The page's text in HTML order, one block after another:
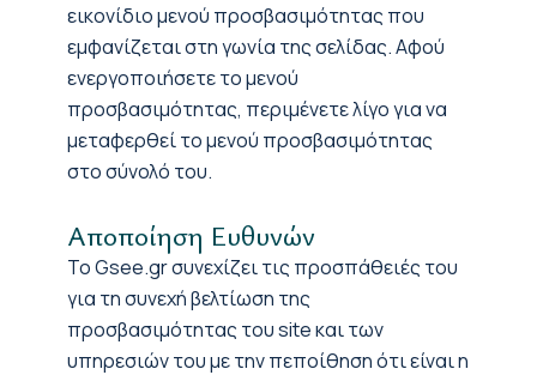
εικονίδιο μενού προσβασιμότητας που
εμφανίζεται στη γωνία της σελίδας. Αφού
ενεργοποιήσετε το μενού
προσβασιμότητας, περιμένετε λίγο για να
μεταφερθεί το μενού προσβασιμότητας
στο σύνολό του.
Αποποίηση Ευθυνών
Το Gsee.gr συνεχίζει τις προσπάθειές του
για τη συνεχή βελτίωση της
προσβασιμότητας του site και των
υπηρεσιών του με την πεποίθηση ότι είναι η